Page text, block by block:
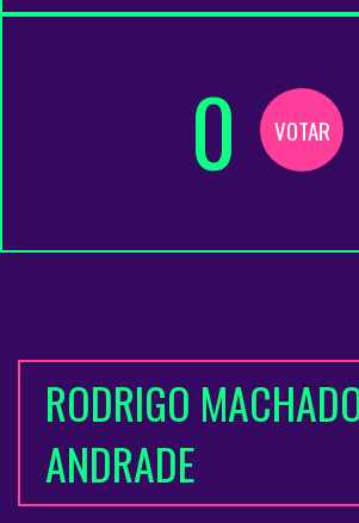
0 VOTAR
RODRIGO
ANDRADE